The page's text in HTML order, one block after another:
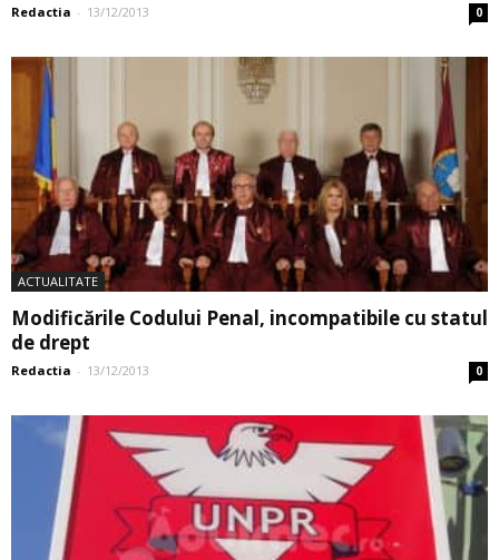
Redactia - 13/12/2013 0
ACTUALITATE
Modificările Codului Penal, incompatibile cu statul
de drept
Redactia - 13/12/2013 0